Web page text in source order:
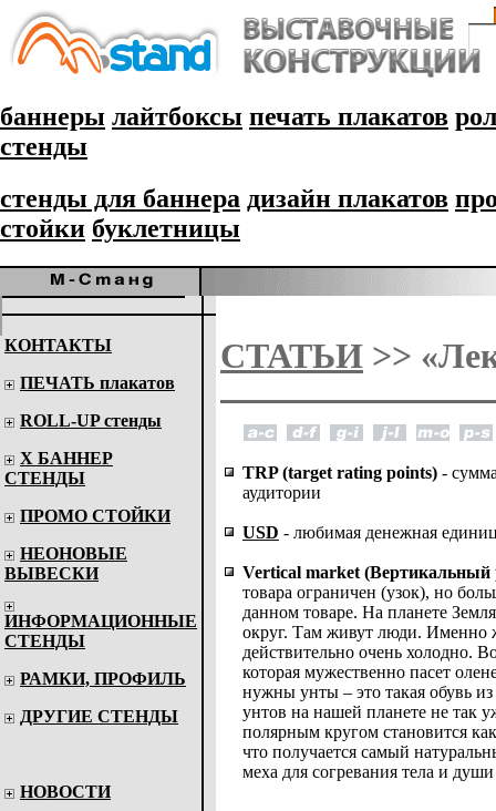
баннеры лайтбоксы печать плакатов
стенды
стенды для баннера дизайн плакатов
стойки буклетницы
КОНТАКТЫ
ПЕЧАТЬ плакатов
ROLL-UP стенды
Х БАННЕР
СТЕНДЫ
ПРОМО СТОЙКИ
НЕОНОВЫЕ
ВЫВЕСКИ
ИНФОРМАЦИОННЫЕ
СТЕНДЫ
РАМКИ, ПРОФИЛЬ
ДРУГИЕ СТЕНДЫ
НОВОСТИ
СТАТЬИ >>
TRP (target rating points) -
аудитории
USD - любимая денежная
Vertical market
товара ограничен (узок), но
данном товаре. На планете
округ. Там живут люди. Именно
действительно очень холодно.
которая мужественно пасет
нужны унты – это такая обувь
унтов на нашей планете не так
полярным кругом становится
что получается самый
меха для согревания тела и